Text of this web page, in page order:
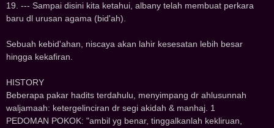
19. --- Sampai disini kita ketahui, albany telah membuat perkara
baru dl urusan agama (bid'ah).
Sebuah kebid'ahan, niscaya akan lahir kesesatan lebih besar
hingga kekafiran.
HISTORY
Beberapa pakar hadits terdahulu, menyimpang dr ahlusunnah
waljamaah: ketergelinciran dr segi akidah & manhaj. 1
PEDOMAN POKOK: "ambil yg benar, tinggalkanlah kekliruan,